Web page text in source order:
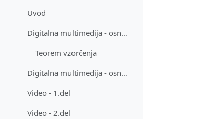
Uvod
Digitalna multimedija - osnove - 1.del
Teorem vzorčenja
Digitalna multimedija - osnove - 2.del
Video - 1.del
Video - 2.del